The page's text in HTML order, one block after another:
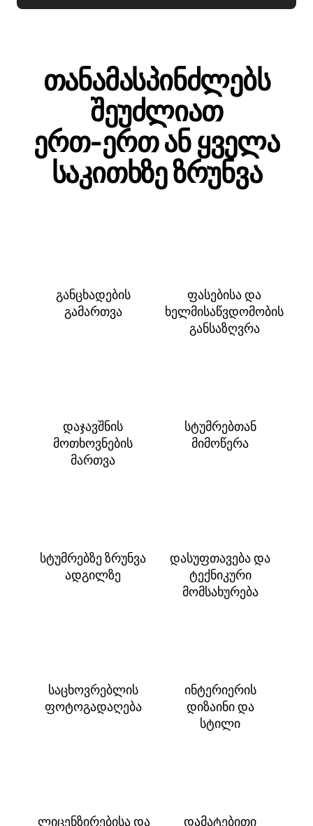
თანამასპინძლებს
შეუძლიათ
ერთ‑ერთ ან ყველა
საკითხზე ზრუნვა
განცხადების
გამართვა
ფასებისა და
ხელმისაწვდომობის
განსაზღვრა
დაჯავშნის
მოთხოვნების
მართვა
სტუმრებთან
მიმოწერა
სტუმრებზე ზრუნვა
ადგილზე
დასუფთავება და
ტექნიკური
მომსახურება
საცხოვრებლის
ფოტოგადაღება
ინტერიერის
დიზაინი და
სტილი
ლიცენზირებისა და დამატებითი